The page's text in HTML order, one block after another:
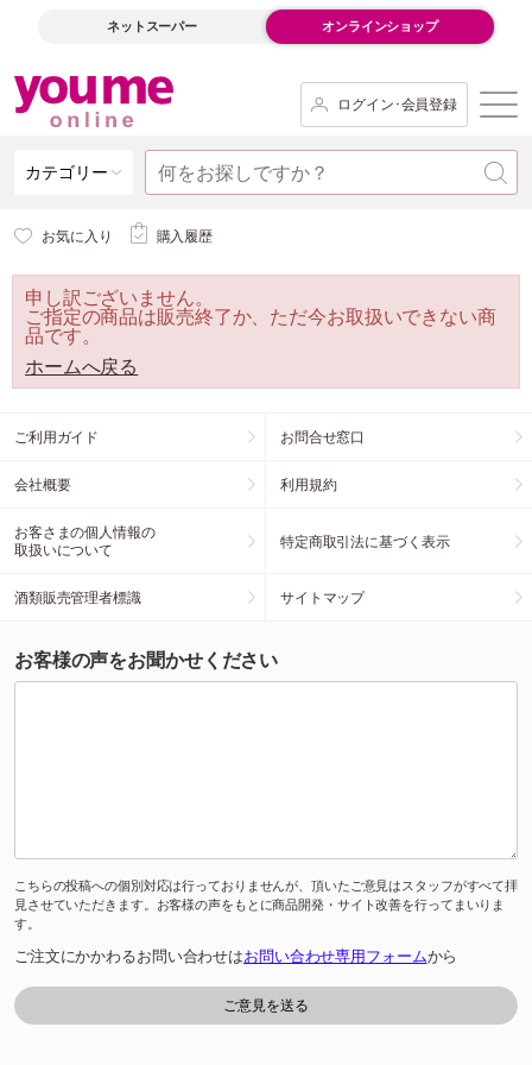
ネットスーパー オンラインショップ
ログイン･会員登録
カテゴリー
お気に入り 購入履歴
申し訳ございません。
ご指定の商品は販売終了か、ただ今お取扱いできない商
品です。
ホームへ戻る
ご利用ガイド お問合せ窓口
会社概要 利用規約
お客さまの個人情報の
取扱いについて
特定商取引法に基づく表示
酒類販売管理者標識 サイトマップ
お客様の声をお聞かせください
こちらの投稿への個別対応は行っておりませんが、頂いたご意見はスタッフがすべて拝
見させていただきます。お客様の声をもとに商品開発・サイト改善を行ってまいりま
す。
ご注文にかかわるお問い合わせはお問い合わせ専用フォームから